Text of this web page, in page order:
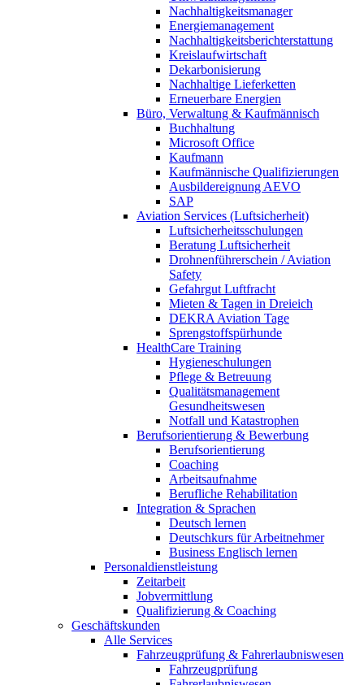
Nachhaltigkeitsmanager
Energiemanagement
Nachhaltigkeitsberichterstattung
Kreislaufwirtschaft
Dekarbonisierung
Nachhaltige Lieferketten
Erneuerbare Energien
Büro, Verwaltung & Kaufmännisch
Buchhaltung
Microsoft Office
Kaufmann
Kaufmännische Qualifizierungen
Ausbildereignung AEVO
SAP
Aviation Services (Luftsicherheit)
Luftsicherheitsschulungen
Beratung Luftsicherheit
Drohnenführerschein / Aviation
Safety
Gefahrgut Luftfracht
Mieten & Tagen in Dreieich
DEKRA Aviation Tage
Sprengstoffspürhunde
HealthCare Training
Hygieneschulungen
Pflege & Betreuung
Qualitätsmanagement
Gesundheitswesen
Notfall und Katastrophen
Berufsorientierung & Bewerbung
Berufsorientierung
Coaching
Arbeitsaufnahme
Berufliche Rehabilitation
Integration & Sprachen
Deutsch lernen
Deutschkurs für Arbeitnehmer
Business Englisch lernen
Personaldienstleistung
Zeitarbeit
Jobvermittlung
Qualifizierung & Coaching
Geschäftskunden
Alle Services
Fahrzeugprüfung & Fahrerlaubniswesen
Fahrzeugprüfung